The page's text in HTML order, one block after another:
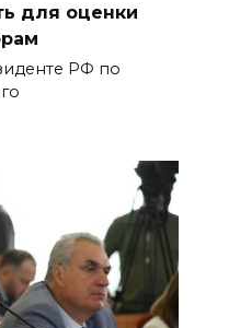
для оценки
РФ по